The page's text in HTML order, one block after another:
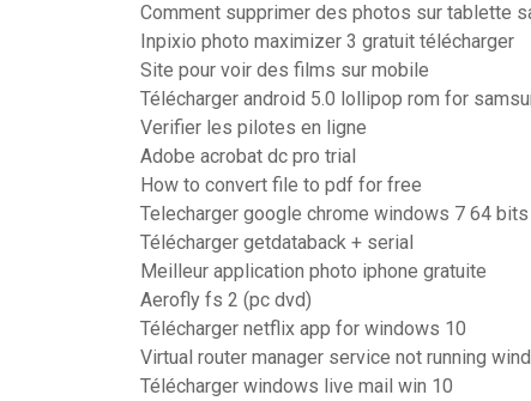
Comment supprimer des photos sur tablette
Inpixio photo maximizer 3 gratuit télécharger
Site pour voir des films sur mobile
Télécharger android 5.0 lollipop rom for
Verifier les pilotes en ligne
Adobe acrobat dc pro trial
How to convert file to pdf for free
Telecharger google chrome windows 7 64
Télécharger getdataback + serial
Meilleur application photo iphone gratuite
Aerofly fs 2 (pc dvd)
Télécharger netflix app for windows 10
Virtual router manager service not running
Télécharger windows live mail win 10